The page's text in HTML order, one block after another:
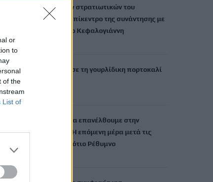
or
to
of the
List of
Τα ζητήματα των στρατιωτικών του
Ηρακλείου στο επίκεντρο της συνάντησης με
τον Κωνσταντίνο Κεφαλογιάννη
ΟΦΗ: Παρουσίασε τη γουρλίδικη πορτοκαλί
φανέλα του
8 Αυγούστου, 2026
«Δίνουμε μάχη να επανέλθουμε στην
κανονικότητα»: Η επόμενη μέρα μετά τις
πυρκαγιές στο νότιο Ρέθυμνο